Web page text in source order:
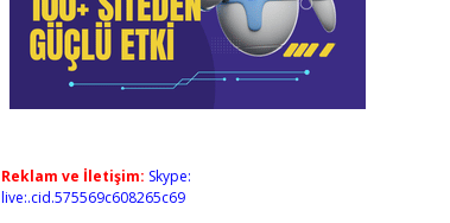
Reklam ve İletişim: Skype:
live:.cid.575569c608265c69